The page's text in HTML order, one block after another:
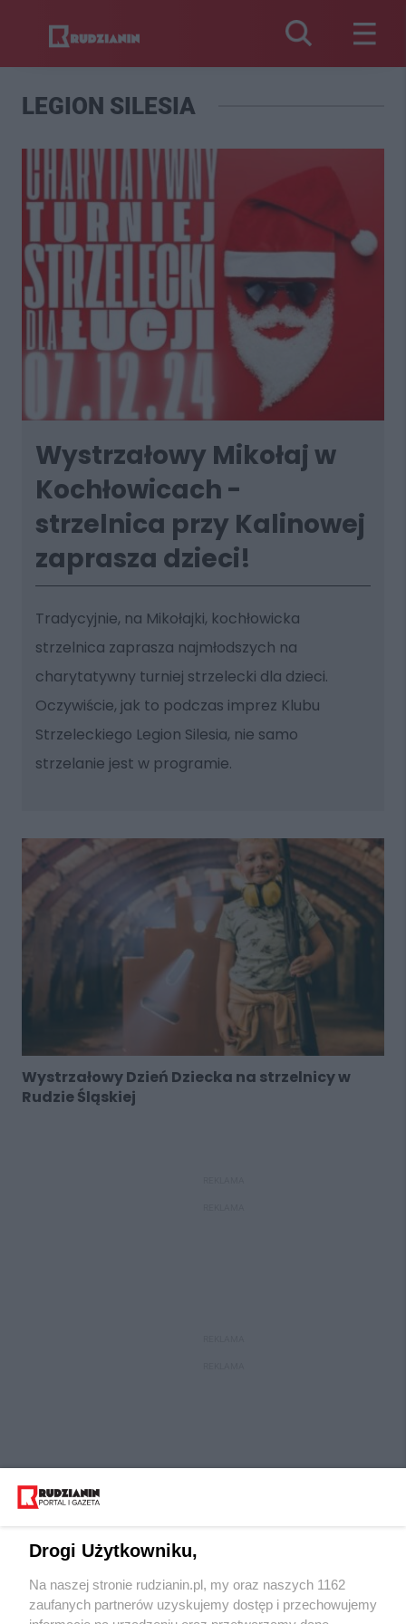
LEGION SILESIA
Wystrzałowy Mikołaj w
Kochłowicach -
strzelnica przy Kalinowej
zaprasza dzieci!
Tradycyjnie, na Mikołajki, kochłowicka
strzelnica zaprasza najmłodszych na
charytatywny turniej strzelecki dla dzieci.
Oczywiście, jak to podczas imprez Klubu
Strzeleckiego Legion Silesia, nie samo
strzelanie jest w programie.
Wystrzałowy Dzień Dziecka na strzelnicy w
Rudzie Śląskiej
Wydawca mediów lokalnych
Drogi Użytkowniku,
Na naszej stronie rudzianin.pl, my oraz naszych 1162
zaufanych partnerów uzyskujemy dostęp i przechowujemy